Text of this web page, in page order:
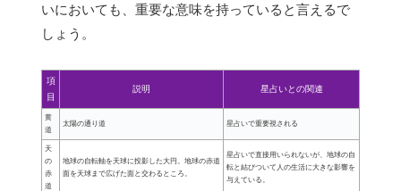
いにおいても、重要な意味を持っていると言えるで
しょう。
項
目
説明 星占いとの関連
黄
道
太陽の通り道 星占いで重要視される
天
の
赤
道
地球の自転軸を天球に投影した大円。地球の赤道
面を天球まで広げた面と交わるところ。
星占いで直接用いられないが、地球の自
転と結びついて人の生活に大きな影響を
与えている。